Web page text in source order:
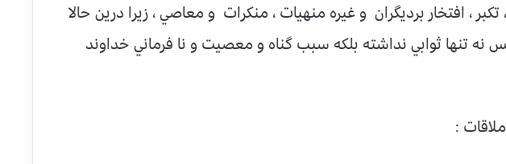
، افتخار برديگران و غيره منهيات ، منکرات و معاصي ، زيرا درين حالا
نه تنها ثوابي نداشته بلكه سبب گناه و معصيت و نا فرماني خداوند